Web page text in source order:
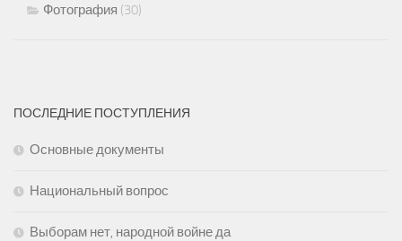
Фотография (30)
ПОСЛЕДНИЕ ПОСТУПЛЕНИЯ
Основные документы
Национальный вопрос
Выборам нет, народной войне да